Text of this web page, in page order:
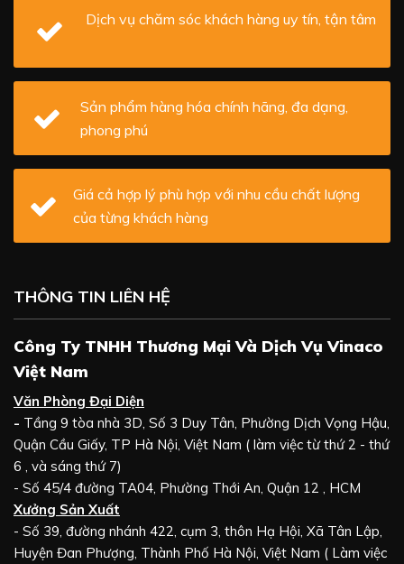
Dịch vụ chăm sóc khách hàng uy tín, tận tâm
Sản phẩm hàng hóa chính hãng, đa dạng,
phong phú
Giá cả hợp lý phù hợp với nhu cầu chất lượng
của từng khách hàng
THÔNG TIN LIÊN HỆ
Công Ty TNHH Thương Mại Và Dịch Vụ Vinaco
Việt Nam
Văn Phòng Đại Diện
- Tầng 9 tòa nhà 3D, Số 3 Duy Tân, Phường Dịch Vọng Hậu,
Quận Cầu Giấy, TP Hà Nội, Việt Nam ( làm việc từ thứ 2 - thứ
6 , và sáng thứ 7)
- Số 45/4 đường TA04, Phường Thới An, Quận 12 , HCM
Xưởng Sản Xuất
- Số 39, đường nhánh 422, cụm 3, thôn Hạ Hội, Xã Tân Lập,
Huyện Đan Phượng, Thành Phố Hà Nội, Việt Nam ( Làm việc